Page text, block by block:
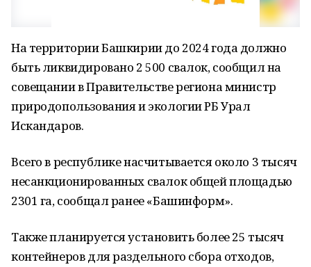
На территории Башкирии до 2024 года должно
быть ликвидировано 2 500 свалок, сообщил на
совещании в Правительстве региона министр
природопользования и экологии РБ Урал
Искандаров.
Всего в республике насчитывается около 3 тысяч
несанкционированных свалок общей площадью
2301 га, сообщал ранее «Башинформ».
Также планируется установить более 25 тысяч
контейнеров для раздельного сбора отходов,